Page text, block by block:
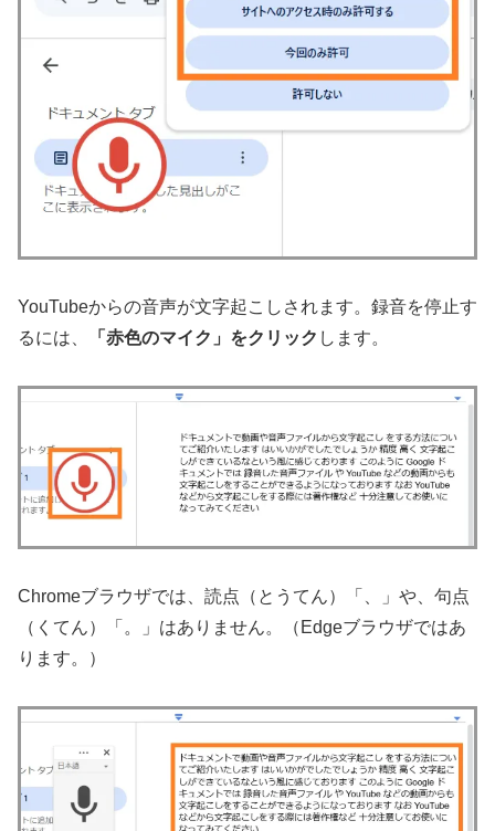
YouTubeからの音声が文字起こしされます。録音を停止す
るには、
「赤色のマイク」をクリック します。
Chromeブラウザでは、読点（とうてん）「、」や、句点
（くてん）「。」はありません。（Edgeブラウザではあ
ります。）